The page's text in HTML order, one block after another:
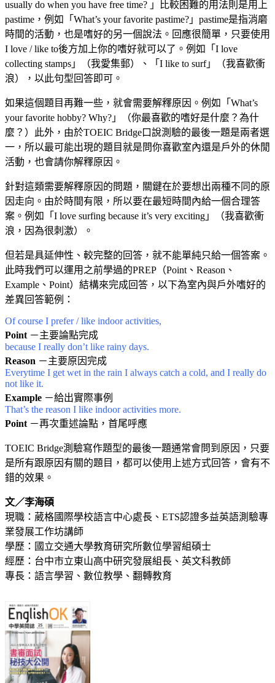
usually do when you have free time? 」比較困難的用法則是用上
pastime，例如「What’s your favorite pastime?」pastime是指消磨
時間的活動，也是嗜好的另一個說法。回應很簡單，只要使用
I love / like to後方加上你的嗜好就可以了。例如「I love
collecting stamps」（我愛集郵）、「I like to surf」（我喜歡衝
浪），以此句型回答即可。
如果這個題目再難一些，就會需要解釋原因。例如「What’s
your favorite hobby? Why?」（你最喜歡的嗜好是什麼？為什
麼？）此外，由於TOEIC Bridge口說測驗的最後一題是兩者選
一，所以最可能出現的題目就是問你喜歡室內還是戶外的休閒
活動，也會請你解釋原因。
針對這類需要解釋原因的問題，關鍵在於要想出兩種不同的原
因走向。由於時間有限，所以要在最短時間內給一個合理答
案。例如「I love surfing because it’s very exciting」（我喜歡衝
浪，因為很刺激）。
但若是具延伸性、較完整的回答，就不能單純只給一個答案。
此時我們可以運用之前學過的PREP（Point、Reason、
Example、Point）結構來完成回答，以下為室內與戶外嗜好的
差異回答範例：
Of course I prefer / like indoor activities,
Point－主要論點完成
because I really don’t like rainy days.
Reason －主要原因完成
Everytime I get wet in the rain I always catch a cold, and I really do
not like it.
Example －給出實際事例
That’s the reason I like indoor activities more.
Point－再次重述論點，首尾呼應
TOEIC Bridge測驗寫作題型的最後一題通常會問到原因，只要
是所有跟原因有關的題目，都可以使用上述方式回答，會有不
錯的效果。
文／李海碩
現職：葳格國際學校語言中心處長、ETS認證多益英語測驗專
業發展工作坊講師
學歷：國立交通大學教育研究所數位學習組碩士
經歷：台中市立東山高中研究發展組長、英文科教師
專長：語言學習、數位教學、翻轉教育